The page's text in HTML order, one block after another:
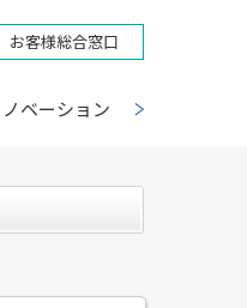
お客様総合窓口
ノベーション